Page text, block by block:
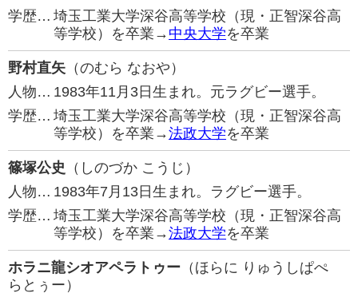
学歴… 埼玉工業大学深谷高等学校（現・正智深谷高
等学校）を卒業→ 中央大学を卒業
野村直矢 （のむら なおや）
人物… 1983年11月3日生まれ。元ラグビー選手。
学歴… 埼玉工業大学深谷高等学校（現・正智深谷高
等学校）を卒業→法政大学を卒業
篠塚公史 （しのづか こうじ）
人物… 1983年7月13日生まれ。ラグビー選手。
学歴… 埼玉工業大学深谷高等学校（現・正智深谷高
等学校）を卒業→法政大学を卒業
ホラニ龍シオアペラトゥー （ほらに りゅうしぱぺ
らとぅー）